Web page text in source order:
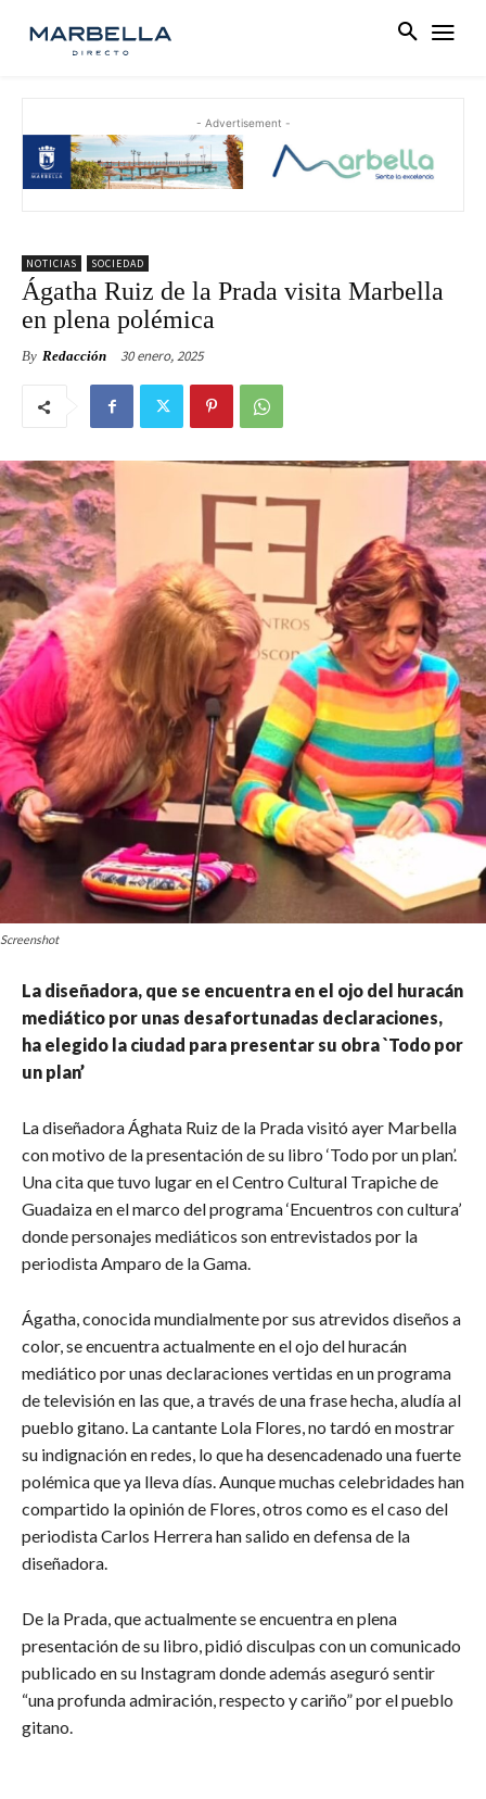
- Advertisement -
NOTICIAS SOCIEDAD
Ágatha Ruiz de la Prada visita Marbella
en plena polémica
By Redacción 30 enero, 2025
Screenshot
La diseñadora, que se encuentra en el ojo del huracán
mediático por unas desafortunadas declaraciones,
ha elegido la ciudad para presentar su obra `Todo por
un plan’
La diseñadora Ághata Ruiz de la Prada visitó ayer Marbella
con motivo de la presentación de su libro ‘Todo por un plan’.
Una cita que tuvo lugar en el Centro Cultural Trapiche de
Guadaiza en el marco del programa ‘Encuentros con cultura’
donde personajes mediáticos son entrevistados por la
periodista Amparo de la Gama.
Ágatha, conocida mundialmente por sus atrevidos diseños a
color, se encuentra actualmente en el ojo del huracán
mediático por unas declaraciones vertidas en un programa
de televisión en las que, a través de una frase hecha, aludía al
pueblo gitano. La cantante Lola Flores, no tardó en mostrar
su indignación en redes, lo que ha desencadenado una fuerte
polémica que ya lleva días. Aunque muchas celebridades han
compartido la opinión de Flores, otros como es el caso del
periodista Carlos Herrera han salido en defensa de la
diseñadora.
De la Prada, que actualmente se encuentra en plena
presentación de su libro, pidió disculpas con un comunicado
publicado en su Instagram donde además aseguró sentir
“una profunda admiración, respecto y cariño” por el pueblo
gitano.